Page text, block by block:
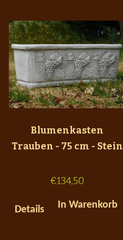
Blumenkasten
Trauben - 75 cm - Stein
€134,50
Details In Warenkorb